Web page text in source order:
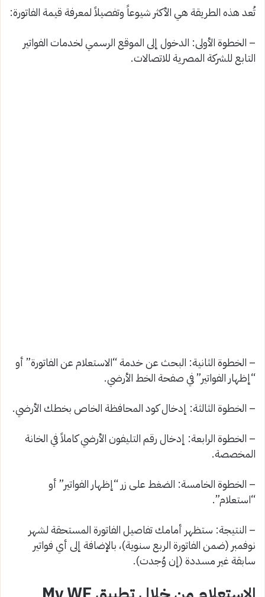
تُعد هذه الطريقة هي الأكثر شيوعاً وتفصيلاً لمعرفة قيمة الفاتورة:
– الخطوة الأولى: الدخول إلى الموقع الرسمي لخدمات الفواتير
التابع للشركة المصرية للاتصالات.
– الخطوة الثانية: البحث عن خدمة “الاستعلام عن الفاتورة” أو
“إظهار الفواتير” في صفحة الخط الأرضي.
– الخطوة الثالثة: إدخال كود المحافظة الخاص بخطك الأرضي.
– الخطوة الرابعة: إدخال رقم التليفون الأرضي كاملاً في الخانة
المخصصة.
– الخطوة الخامسة: الضغط على زر “إظهار الفواتير” أو
“استعلام”.
– النتيجة: ستظهر أمامك تفاصيل الفاتورة المستحقة لشهر
نوفمبر (ضمن الفاتورة الربع سنوية)، بالإضافة إلى أي فواتير
سابقة غير مسددة (إن وُجدت).